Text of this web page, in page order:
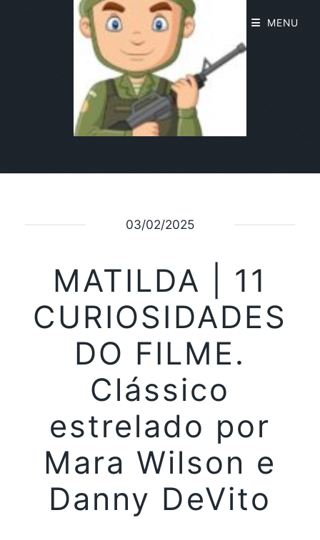
03/02/2025
MATILDA | 11
CURIOSIDADES
DO FILME.
Clássico
estrelado por
Mara Wilson e
Danny DeVito
MENU